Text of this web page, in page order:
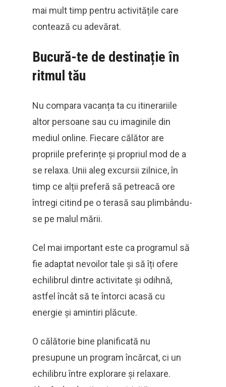
mai mult timp pentru activitățile care
contează cu adevărat.
Bucură-te de destinație în
ritmul tău
Nu compara vacanța ta cu itinerariile
altor persoane sau cu imaginile din
mediul online. Fiecare călător are
propriile preferințe și propriul mod de a
se relaxa. Unii aleg excursii zilnice, în
timp ce alții preferă să petreacă ore
întregi citind pe o terasă sau plimbându-
se pe malul mării.
Cel mai important este ca programul să
fie adaptat nevoilor tale și să îți ofere
echilibrul dintre activitate și odihnă,
astfel încât să te întorci acasă cu
energie și amintiri plăcute.
O călătorie bine planificată nu
presupune un program încărcat, ci un
echilibru între explorare și relaxare.